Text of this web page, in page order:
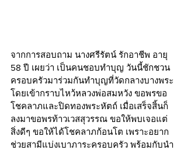
จากการสอบถาม นางศรีรัตน์ รักอาชีพ อายุ
58 ปี เผยว่า เป็นคนชอบทำบุญ วันนี้ชักชวน
ครอบครัวมาร่วมกันทำบุญที่วัดกลางบางพระ
โดยเข้ากราบไหว้หลวงพ่อสมหวัง ขอพรขอ
โชคลาภและปิดทองพระหัตถ์ เมื่อเสร็จสิ้นก็
ลงมาขอพรท้าวเวสสุวรรณ ขอให้พบเจอแต่
สิ่งดีๆ ขอให้ได้โชคลาภก้อนโต เพราะอยาก
ช่วยสามีแบ่งเบาภาระครอบครัว พร้อมกับนำ